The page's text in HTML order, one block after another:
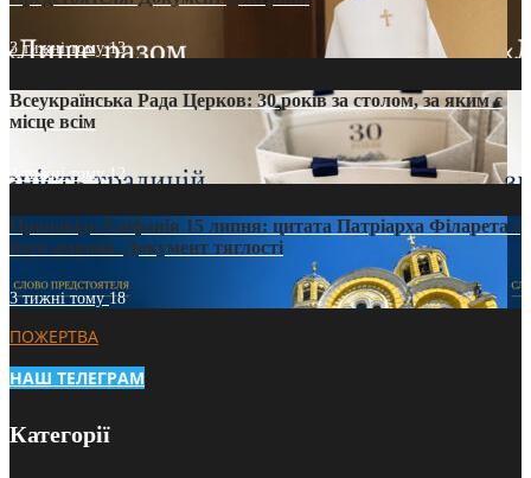
3 тижні тому13
Всеукраїнська Рада Церков: 30 років за столом, за яким є
місце всім
3 тижні тому12
Проповідь Епіфанія 15 липня: цитата Патріарха Філарета з
його амвона. Документ тяглості
3 тижні тому18
ПОЖЕРТВА
НАШ ТЕЛЕГРАМ
Категорії